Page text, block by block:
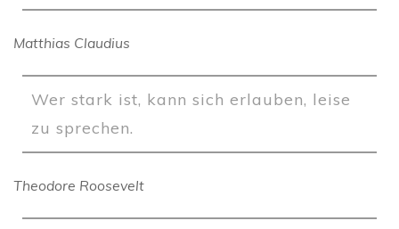
Matthias Claudius
Wer stark ist, kann sich erlauben, leise
zu sprechen.
Theodore Roosevelt